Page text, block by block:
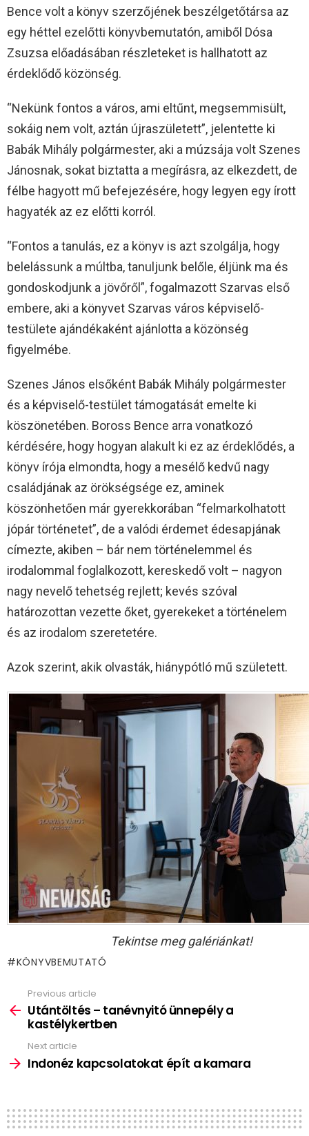
Bence volt a könyv szerzőjének beszélgetőtársa az
egy héttel ezelőtti könyvbemutatón, amiből Dósa
Zsuzsa előadásában részleteket is hallhatott az
érdeklődő közönség.
“Nekünk fontos a város, ami eltűnt, megsemmisült,
sokáig nem volt, aztán újraszületett”, jelentette ki
Babák Mihály polgármester, aki a múzsája volt Szenes
Jánosnak, sokat biztatta a megírásra, az elkezdett, de
félbe hagyott mű befejezésére, hogy legyen egy írott
hagyaték az ez előtti korról.
“Fontos a tanulás, ez a könyv is azt szolgálja, hogy
belelássunk a múltba, tanuljunk belőle, éljünk ma és
gondoskodjunk a jövőről”, fogalmazott Szarvas első
embere, aki a könyvet Szarvas város képviselő-
testülete ajándékaként ajánlotta a közönség
figyelmébe.
Szenes János elsőként Babák Mihály polgármester
és a képviselő-testület támogatását emelte ki
köszönetében. Boross Bence arra vonatkozó
kérdésére, hogy hogyan alakult ki ez az érdeklődés, a
könyv írója elmondta, hogy a mesélő kedvű nagy
családjának az örökségsége ez, aminek
köszönhetően már gyerekkorában “felmarkolhatott
jópár történetet”, de a valódi érdemet édesapjának
címezte, akiben – bár nem történelemmel és
irodalommal foglalkozott, kereskedő volt – nagyon
nagy nevelő tehetség rejlett; kevés szóval
határozottan vezette őket, gyerekeket a történelem
és az irodalom szeretetére.
Azok szerint, akik olvasták, hiánypótló mű született.
Tekintse meg galériánkat!
KÖNYVBEMUTATÓ
more
Previous article
Utántöltés – tanévnyitó ünnepély a
kastélykertben
Next article
Indonéz kapcsolatokat épít a kamara